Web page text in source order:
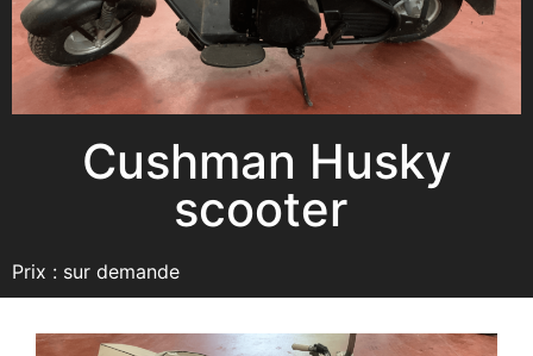
Cushman Husky
scooter
Prix : sur demande